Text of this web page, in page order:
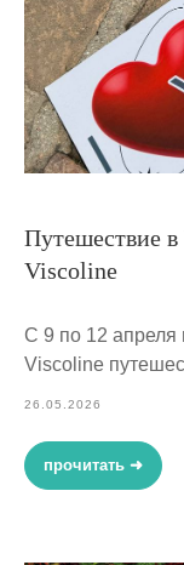
Путешествие
Viscoline
С 9 по 12
Viscoline
26.05.2026
прочитать ➜